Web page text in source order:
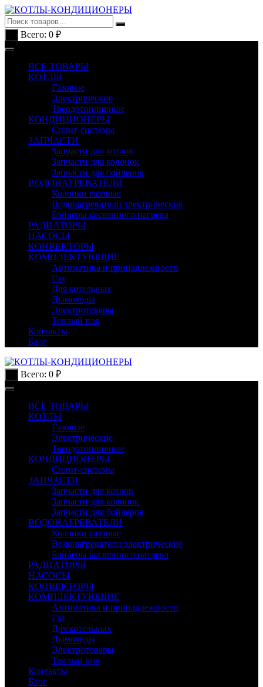
Перейти
к
содержимому
Всего: 0 ₽
ВСЕ ТОВАРЫ
КОТЛЫ
Газовые
Электрические
Твердотопливные
КОНДИЦИОНЕРЫ
Сплит-системы
ЗАПЧАСТИ
Запчасти для котлов
Запчасти для колонок
Запчасти для бойлеров
ВОДОНАГРЕВАТЕЛИ
Колонки газовые
Водонагреватели электрические
Бойлеры косвенного нагрева
РАДИАТОРЫ
НАСОСЫ
КОНВЕКТОРЫ
КОМПЛЕКТУЮЩИЕ
Автоматика и принадлежности
Газ
Для котельных
Дымоходы
Электротовары
Теплый пол
Контакты
Блог
Всего: 0 ₽
ВСЕ ТОВАРЫ
КОТЛЫ
Газовые
Электрические
Твердотопливные
КОНДИЦИОНЕРЫ
Сплит-системы
ЗАПЧАСТИ
Запчасти для котлов
Запчасти для колонок
Запчасти для бойлеров
ВОДОНАГРЕВАТЕЛИ
Колонки газовые
Водонагреватели электрические
Бойлеры косвенного нагрева
РАДИАТОРЫ
НАСОСЫ
КОНВЕКТОРЫ
КОМПЛЕКТУЮЩИЕ
Автоматика и принадлежности
Газ
Для котельных
Дымоходы
Электротовары
Теплый пол
Контакты
Блог